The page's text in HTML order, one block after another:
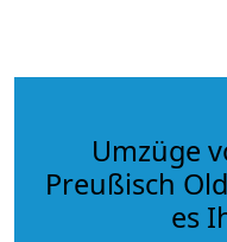
Umzüge
Preußisch
es